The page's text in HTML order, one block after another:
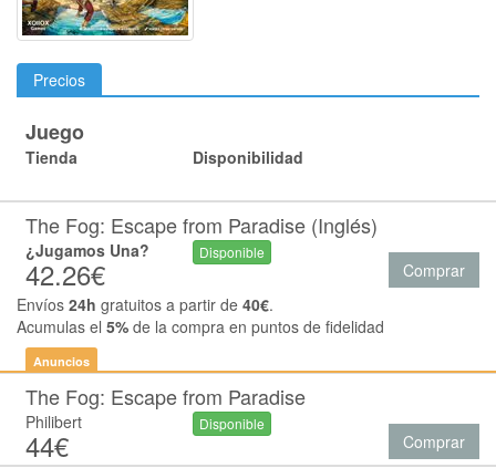
Precios
Juego
Tienda Disponibilidad
The Fog: Escape from Paradise (Inglés)
¿Jugamos Una?
42.26€
Disponible
Comprar
Envíos 24h gratuitos a partir de 40€.
Acumulas el 5% de la compra en puntos de fidelidad
Anuncios
The Fog: Escape from Paradise
Philibert
44€
Disponible
Comprar